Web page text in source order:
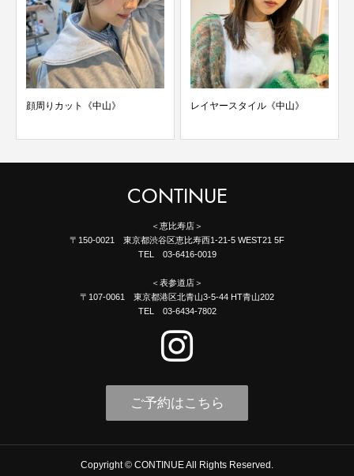
顔周りカット《中山》 レイヤースタイル《中山》
CONTINUE
＜恵比寿店＞
〒150-0021 東京都渋谷区恵比寿西1-21-5 WEST21 5F
TEL 03-6416-0019
＜表参道店＞
〒107-0061 東京都港区北青山3-5-44 HT青山202
TEL 03-6434-7802
ご予約はこちら
Copyright © CONTINUE All Rights Reserved.